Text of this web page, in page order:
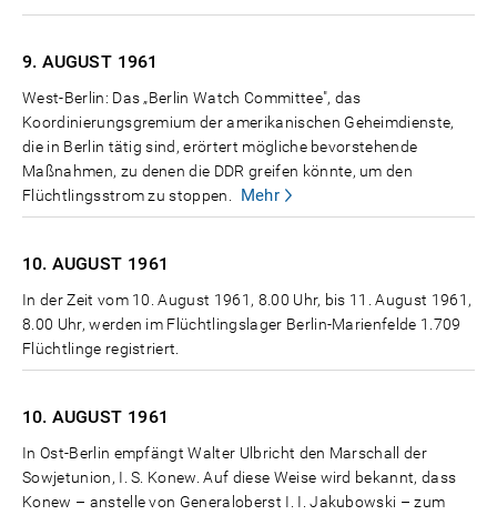
9. AUGUST 1961
West-Berlin: Das „Berlin Watch Committee", das
Koordinierungsgremium der amerikanischen Geheimdienste,
die in Berlin tätig sind, erörtert mögliche bevorstehende
Maßnahmen, zu denen die DDR greifen könnte, um den
Flüchtlingsstrom zu stoppen.
Mehr
10. AUGUST 1961
In der Zeit vom 10. August 1961, 8.00 Uhr, bis 11. August 1961,
8.00 Uhr, werden im Flüchtlingslager Berlin-Marienfelde 1.709
Flüchtlinge registriert.
10. AUGUST 1961
In Ost-Berlin empfängt Walter Ulbricht den Marschall der
Sowjetunion, I. S. Konew. Auf diese Weise wird bekannt, dass
Konew – anstelle von Generaloberst I. I. Jakubowski – zum